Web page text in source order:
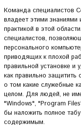
Команда специалистов
владеет этими знаниями
практикой в этой
специалистов,
персонального
приводящих к плохой
правильной установке и
как правильно
о том какие служебные
целом. Для людей, не
"Windows", "Program
бы наложить полное
содержимым.